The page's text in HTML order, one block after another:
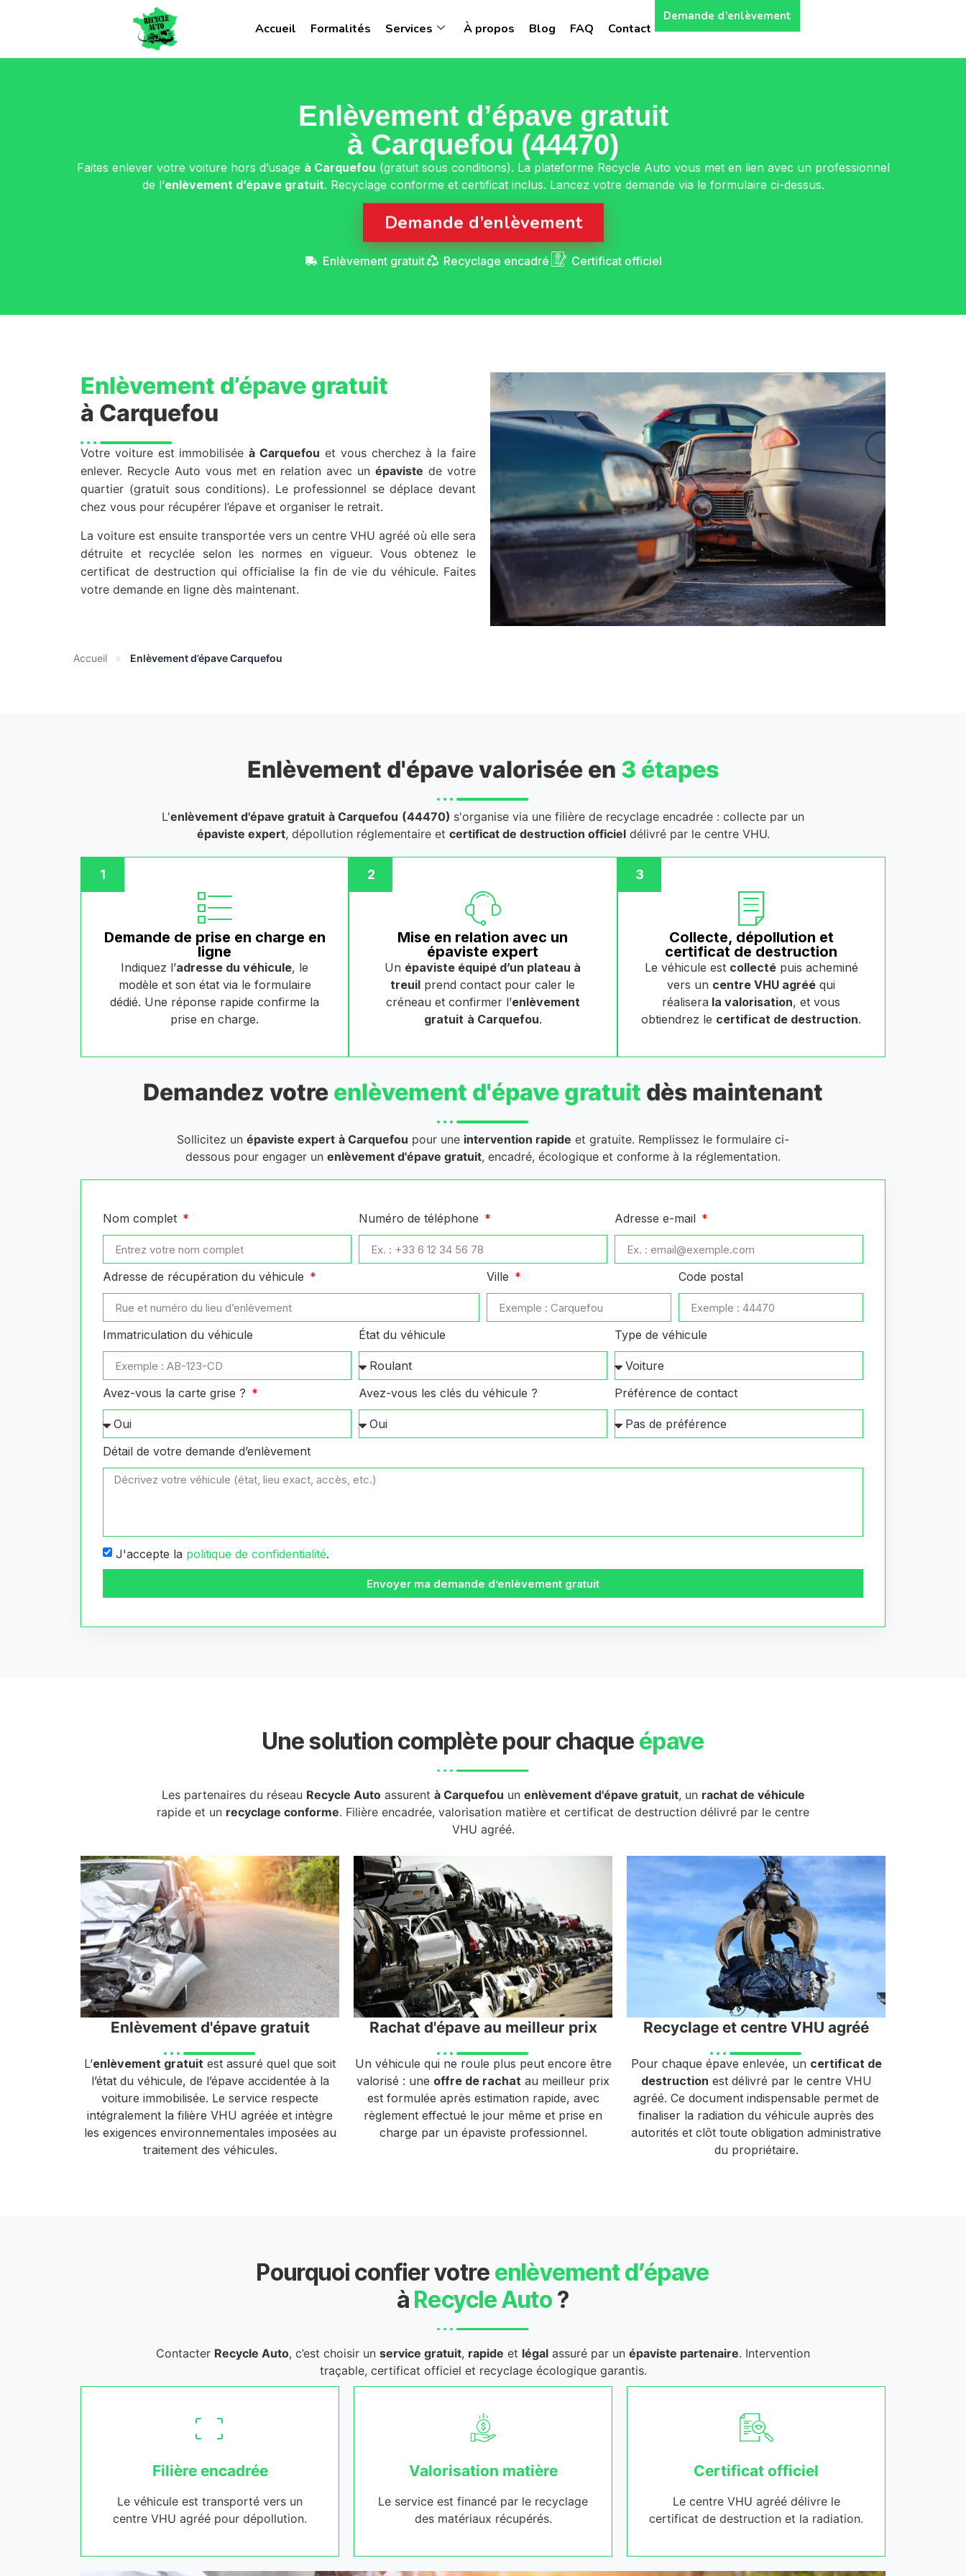
Accueil Formalités Services À propos Blog FAQ Contact
Demande d’enlèvement
Enlèvement d’épave gratuit
à Carquefou (44470)
Faites enlever votre voiture hors d’usage à Carquefou (gratuit sous conditions). La plateforme Recycle Auto vous met en lien avec un professionnel
de l’enlèvement d’épave gratuit. Recyclage conforme et certificat inclus. Lancez votre demande via le formulaire ci-dessus.
Demande d’enlèvement
Enlèvement gratuit Recyclage encadré Certificat officiel
Enlèvement d’épave gratuit
à Carquefou
Votre voiture est immobiliséeà Carquefou et vous cherchez à la faire
enlever. Recycle Auto vous met en relation avec un épaviste de votre
quartier (gratuit sous conditions). Le professionnel se déplace devant
chez vous pour récupérer l’épave et organiser le retrait.
La voiture est ensuite transportée vers un centre VHU agréé où elle sera
détruite et recyclée selon les normes en vigueur. Vous obtenez le
certificat de destruction qui officialise la fin de vie du véhicule. Faites
votre demande en ligne dès maintenant.
Accueil » Enlèvement d’épave Carquefou
Enlèvement d'épave valorisée en 3 étapes
L'enlèvement d'épave gratuit à Carquefou (44470) s'organise via une filière de recyclage encadrée : collecte par un
épaviste expert, dépollution réglementaire et certificat de destruction officieldélivré par le centre VHU.
1
Demande de prise en charge en
ligne
Indiquez l’adresse du véhicule, le
modèle et son état via le formulaire
dédié. Une réponse rapide confirme la
prise en charge.
2
Mise en relation avec un
épaviste expert
Un épaviste équipé d’un plateau à
treuil prend contact pour caler le
créneau et confirmer l’enlèvement
gratuit à Carquefou.
3
Collecte, dépollution et
certificat de destruction
Le véhicule est collectépuis acheminé
vers un centre VHU agréé qui
réalisera la valorisation, et vous
obtiendrez le certificat de destruction.
Demandez votre enlèvement d'épave gratuit dès maintenant
Sollicitez un épaviste expert à Carquefou pour une intervention rapide et gratuite. Remplissez le formulaire ci-
dessous pour engager un enlèvement d'épave gratuit, encadré, écologique et conforme à la réglementation.
Nom complet Numéro de téléphone Adresse e-mail
Adresse de récupération du véhicule Ville Code postal
Immatriculation du véhicule État du véhicule Type de véhicule
Avez-vous la carte grise ? Avez-vous les clés du véhicule ? Préférence de contact
Détail de votre demande d’enlèvement
J'accepte la politique de confidentialité.
Envoyer ma demande d’enlèvement gratuit
Une solution complète pour chaque épave
Les partenaires du réseau Recycle Autoassurent à Carquefou un enlèvement d'épave gratuit, un rachat de véhicule
rapide et un recyclage conforme. Filière encadrée, valorisation matière et certificat de destruction délivré par le centre
VHU agréé.
Enlèvement d'épave gratuit
L’enlèvement gratuit est assuré quel que soit
l’état du véhicule, de l’épave accidentée à la
voiture immobilisée. Le service respecte
intégralement la filière VHU agréée et intègre
les exigences environnementales imposées au
traitement des véhicules.
Rachat d'épave au meilleur prix
Un véhicule qui ne roule plus peut encore être
valorisé : une offre de rachat au meilleur prix
est formulée après estimation rapide, avec
règlement effectué le jour même et prise en
charge par un épaviste professionnel.
Recyclage et centre VHU agréé
Pour chaque épave enlevée, un certificat de
destruction est délivré par le centre VHU
agréé. Ce document indispensable permet de
finaliser la radiation du véhicule auprès des
autorités et clôt toute obligation administrative
du propriétaire.
Pourquoi confier votre enlèvement d’épave
à Recycle Auto ?
Contacter Recycle Auto, c’est choisir un service gratuit, rapide et légal assuré par un épaviste partenaire. Intervention
traçable, certificat officiel et recyclage écologique garantis.
Filière encadrée
Le véhicule est transporté vers un
centre VHU agréé pour dépollution.
Valorisation matière
Le service est financé par le recyclage
des matériaux récupérés.
Certificat officiel
Le centre VHU agréé délivre le
certificat de destruction et la radiation.